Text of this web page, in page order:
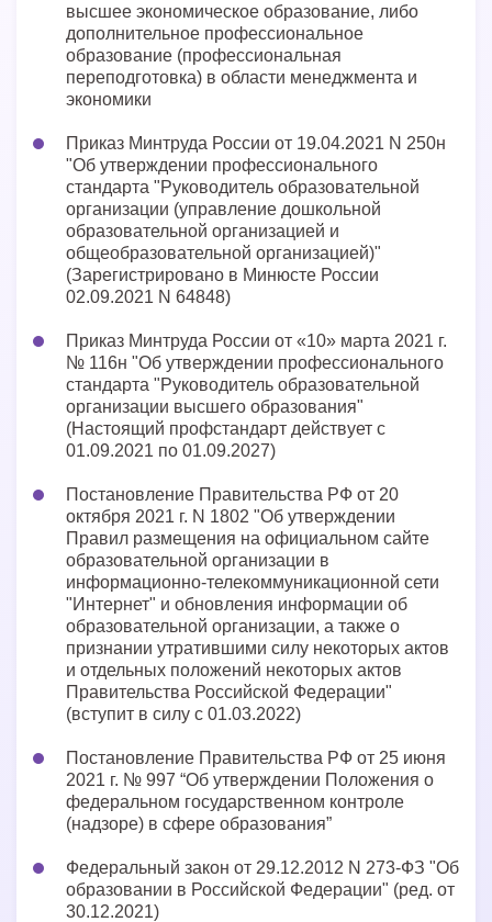
высшее экономическое образование, либо
дополнительное профессиональное
образование (профессиональная
переподготовка) в области менеджмента и
экономики
Приказ Минтруда России от 19.04.2021 N 250н
"Об утверждении профессионального
стандарта "Руководитель образовательной
организации (управление дошкольной
образовательной организацией и
общеобразовательной организацией)"
(Зарегистрировано в Минюсте России
02.09.2021 N 64848)
Приказ Минтруда России от «10» марта 2021 г.
№ 116н "Об утверждении профессионального
стандарта "Руководитель образовательной
организации высшего образования"
(Настоящий профстандарт действует с
01.09.2021 по 01.09.2027)
Постановление Правительства РФ от 20
октября 2021 г. N 1802 "Об утверждении
Правил размещения на официальном сайте
образовательной организации в
информационно-телекоммуникационной сети
"Интернет" и обновления информации об
образовательной организации, а также о
признании утратившими силу некоторых актов
и отдельных положений некоторых актов
Правительства Российской Федерации"
(вступит в силу с 01.03.2022)
Постановление Правительства РФ от 25 июня
2021 г. № 997 “Об утверждении Положения о
федеральном государственном контроле
(надзоре) в сфере образования”
Федеральный закон от 29.12.2012 N 273-ФЗ "Об
образовании в Российской Федерации" (ред. от
30.12.2021)